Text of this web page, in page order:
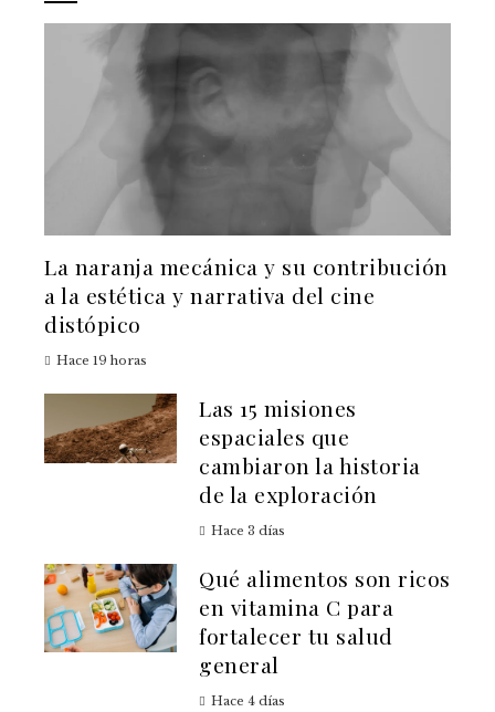
La naranja mecánica y su contribución
a la estética y narrativa del cine
distópico
Hace 19 horas
Las 15 misiones
espaciales que
cambiaron la historia
de la exploración
Hace 3 días
Qué alimentos son ricos
en vitamina C para
fortalecer tu salud
general
Hace 4 días